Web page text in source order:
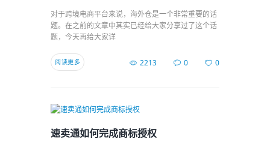
对于跨境电商平台来说，海外仓是一个非常重要的话
题。在之前的文章中其实已经给大家分享过了这个话
题，今天再给大家详
阅读更多 2213 0 0
速卖通如何完成商标授权